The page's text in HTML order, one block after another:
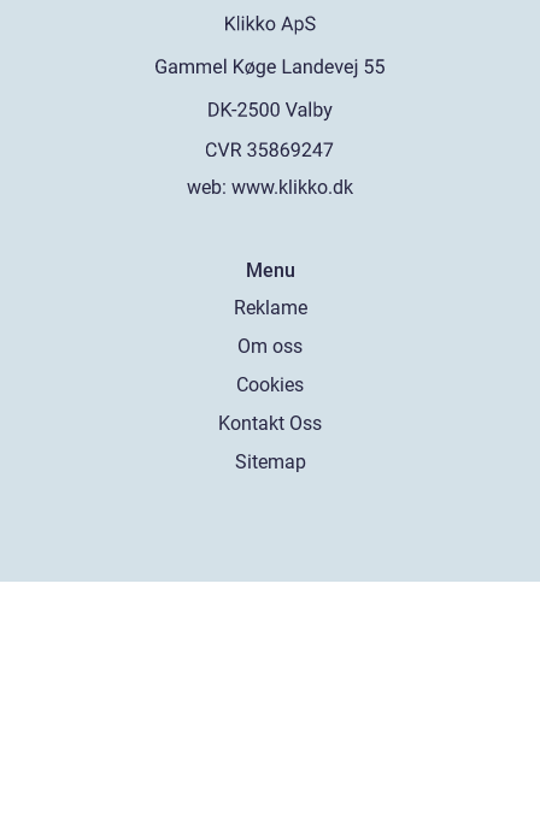
web: www.klikko.dk
Menu
Reklame
Om oss
Cookies
Kontakt Oss
Sitemap